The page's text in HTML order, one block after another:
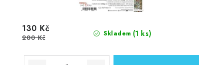
Skladem (1 ks)
130 Kč
200 Kč